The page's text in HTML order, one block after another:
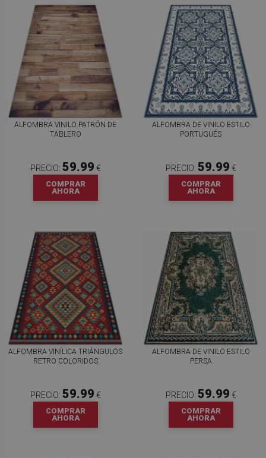
ALFOMBRA VINILO PATRÓN DE
TABLERO
PRECIO: 59.99 €
COMPRAR
AHORA
ALFOMBRA DE VINILO ESTILO
PORTUGUÉS
PRECIO: 59.99 €
COMPRAR
AHORA
ALFOMBRA VINÍLICA TRIÁNGULOS
RETRO COLORIDOS
PRECIO: 59.99 €
COMPRAR
AHORA
ALFOMBRA DE VINILO ESTILO
PERSA
PRECIO: 59.99 €
COMPRAR
AHORA